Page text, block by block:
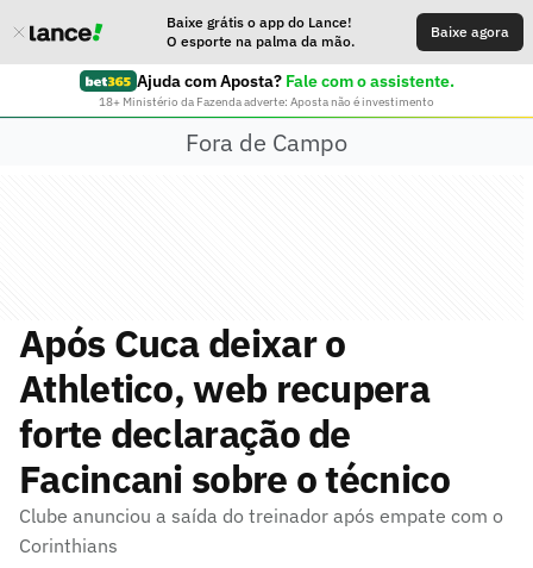
Baixe grátis o app do Lance!
O esporte na palma da mão.
Baixe agora
Ajuda com Aposta? Fale com o assistente.
18+ Ministério da Fazenda adverte: Aposta não é investimento
Fora de Campo
Após Cuca deixar o
Athletico, web recupera
forte declaração de
Facincani sobre o técnico
Clube anunciou a saída do treinador após empate com o
Corinthians